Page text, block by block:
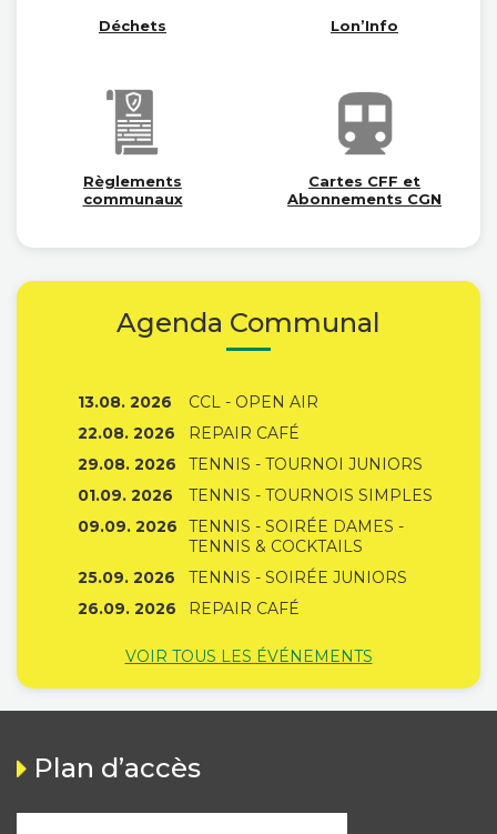
Déchets Lon’Info
Règlements
communaux
Cartes CFF et
Abonnements CGN
Agenda Communal
13.08. 2026
CCL - OPEN AIR
22.08. 2026
REPAIR CAFÉ
29.08. 2026
TENNIS - TOURNOI JUNIORS
01.09. 2026
TENNIS - TOURNOIS SIMPLES
09.09. 2026
TENNIS - SOIRÉE DAMES -
TENNIS & COCKTAILS
25.09. 2026
TENNIS - SOIRÉE JUNIORS
26.09. 2026
REPAIR CAFÉ
VOIR TOUS LES ÉVÉNEMENTS
Plan d’accès